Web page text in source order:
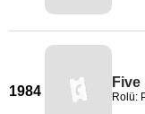
1984
Five
Rolü: